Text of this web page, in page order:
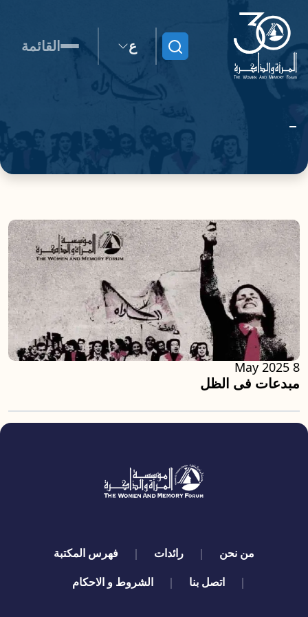
ابحث ع القائمة
مبدعات فى الظل
8 May 2025
quick links
من نحن رائدات
فهرس المكتبة
اتصل بنا
الشروط و الاحكام